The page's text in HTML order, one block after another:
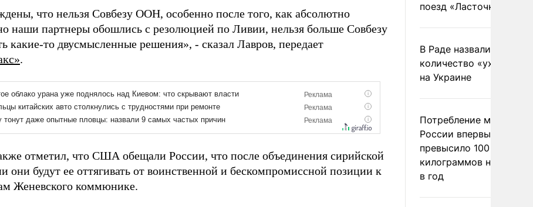
что нельзя Совбезу ООН, особенно после того, как абсолютно
наши партнеры обошлись с резолюцией по Ливии, нельзя больше Совбезу
какие-то двусмысленные решения», - сказал Лавров, передает
».
отметил, что США обещали России, что после объединения сирийской
они будут ее оттягивать от воинственной и бескомпромиссной позиции к
Женевского коммюнике.
поезд «Ласточка»
В Раде назвали
количество
на Украине
Потребление мяса в
России впервые
превысило 100
килограммов на
в год